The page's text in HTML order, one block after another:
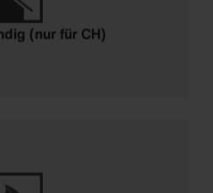
(nur für CH)